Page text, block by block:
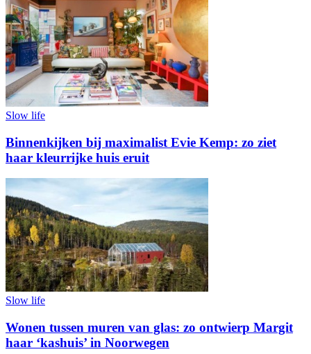
Slow life
Binnenkijken bij maximalist Evie Kemp: zo ziet
haar kleurrijke huis eruit
Slow life
Wonen tussen muren van glas: zo ontwierp Margit
haar ‘kashuis’ in Noorwegen